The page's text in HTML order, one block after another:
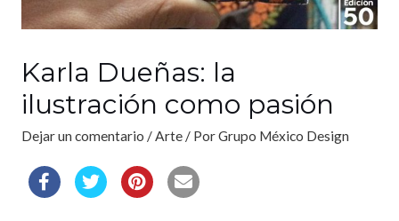
Karla Dueñas: la
ilustración como pasión
Dejar un comentario /Arte/ PorGrupo México Design